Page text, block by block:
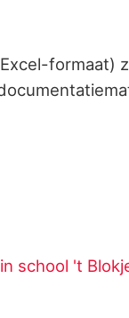
formaat)
school 't